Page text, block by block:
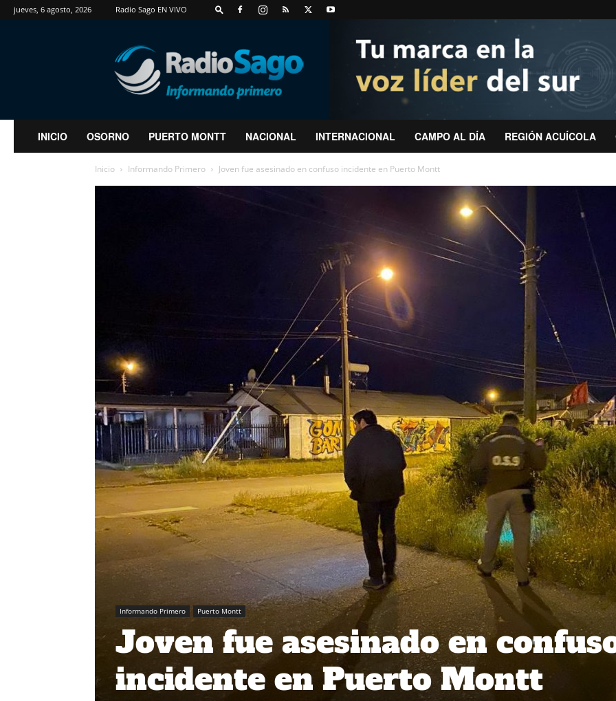
jueves, 6 agosto, 2026 Radio Sago EN VIVO
RadioSago
INICIO OSORNO PUERTO MONTT NACIONAL INTERNACIONAL CAMPO AL DÍA REGIÓN ACUÍCOLA
Inicio Informando Primero Joven fue asesinado en confuso incidente en Puerto Montt
Informando Primero Puerto Montt
Joven fue asesinado en
incidente en Puerto Montt